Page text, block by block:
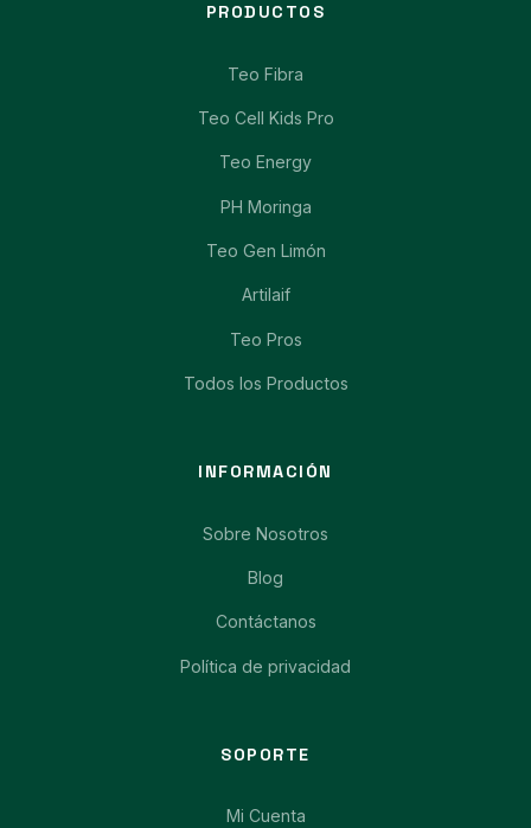
PRODUCTOS
Teo Fibra
Teo Cell Kids Pro
Teo Energy
PH Moringa
Teo Gen Limón
Artilaif
Teo Pros
Todos los Productos
INFORMACIÓN
Sobre Nosotros
Blog
Contáctanos
Política de privacidad
SOPORTE
Mi Cuenta